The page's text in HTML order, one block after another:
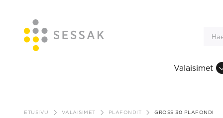
sisältöön
Valaisimet
ETUSIVU VALAISIMET PLAFONDIT GROSS 30 PLAFONDI